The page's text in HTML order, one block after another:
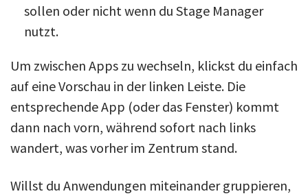
sollen oder nicht wenn du Stage Manager
nutzt.
Um zwischen Apps zu wechseln, klickst du einfach
auf eine Vorschau in der linken Leiste. Die
entsprechende App (oder das Fenster) kommt
dann nach vorn, während sofort nach links
wandert, was vorher im Zentrum stand.
Willst du Anwendungen miteinander gruppieren,